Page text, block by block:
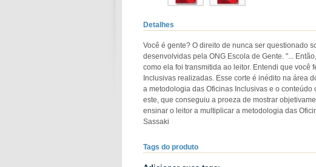
Detalhes
Você é gente? O direito de nunca ser questionado
desenvolvidas pela ONG Escola de Gente. "...
como ela foi transmitida ao leitor. Entendi que você
Inclusivas realizadas. Esse corte é inédito na área
a metodologia das Oficinas Inclusivas e o
este, que conseguiu a proeza de mostrar
ensinar o leitor a multiplicar a metodologia das
Sassaki
Tags do produto